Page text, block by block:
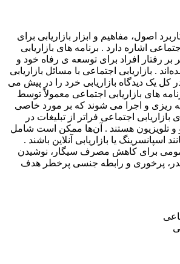
اصول، مفاهیم و ابزار بازاریابى براى
اشاره دارد . برنامه هاى بازاریابى
بر رفتار افراد براى توسعه ى رفاه خود و
. بازاریابى اجتماعى با مسائل بازاریابى
کل یک دیدگاه بازاریابى خرد را در پیش مى
هاى بازاریابى اجتماعى معمولاً توسط
ریزى و اجرا مى شوند که بر مورد خاصى
اجتماعى فراتر از تبلیغات در
و تلویزیون هستند . آن‌ها ممکن است شامل
اسپانسرینگ یا بازاریابى آنلاین باشند .
براى کاهش مصرف سیگار، نوشیدن
پرخورى و رابطه جنسى پرخطر هدف